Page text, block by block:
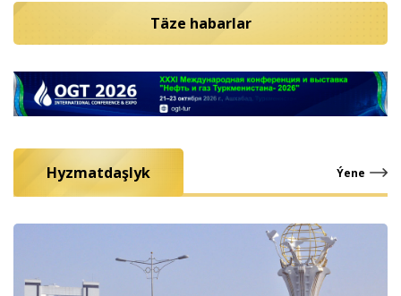
Täze habarlar
Hyzmatdaşlyk Ýene